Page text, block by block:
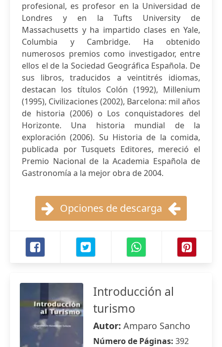
profesional, es profesor en la Universidad de
Londres y en la Tufts University de
Massachusetts y ha impartido clases en Yale,
Columbia y Cambridge. Ha obtenido
numerosos premios como investigador, entre
ellos el de la Sociedad Geográfica Española. De
sus libros, traducidos a veintitrés idiomas,
destacan los títulos Colón (1992), Millenium
(1995), Civilizaciones (2002), Barcelona: mil años
de historia (2006) o Los conquistadores del
Horizonte. Una historia mundial de la
exploración (2006). Su Historia de la comida,
publicada por Tusquets Editores, mereció el
Premio Nacional de la Academia Española de
Gastronomía a la mejor obra de 2004.
Opciones de descarga
Introducción al
turismo
Autor: Amparo Sancho
Número de Páginas: 392